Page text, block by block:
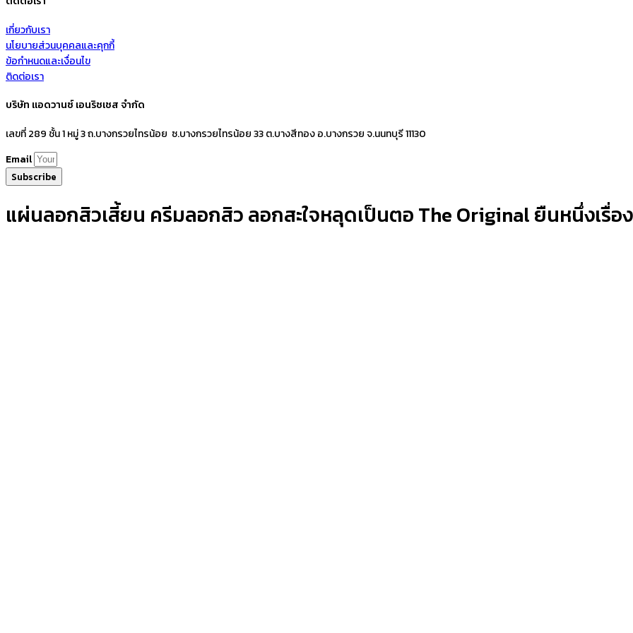
เกี่ยวกับเรา
นโยบายส่วนบุคคลและคุกกี้
ข้อกำหนดและเงื่อนไข
ติดต่อเรา
บริษัท แอดวานซ์ เอนริชเชส จำกัด
เลขที่ 289 ชั้น 1 หมู่ 3 ถ.บางกรวยไทรน้อย ซ.บางกรวยไทรน้อย 33 ต.บางสีทอง อ.บางกรวย จ.นนทบุรี 11130
Email
Subscribe
แผ่นลอกสิวเสี้ยน ครีมลอกสิว ลอกสะใจหลุดเป็นตอ The Original ยืนหนึ่งเรื่อ